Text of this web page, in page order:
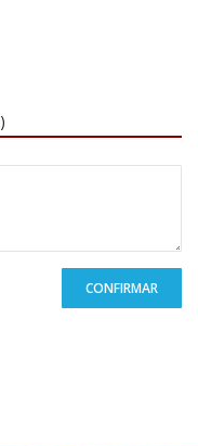
)
CONFIRMAR